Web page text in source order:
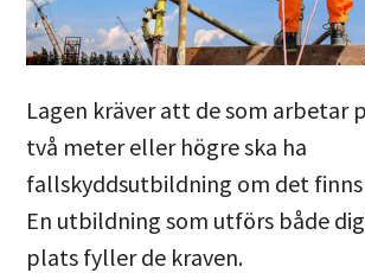
Lagen kräver att de som arbetar
två meter eller högre ska ha
fallskyddsutbildning om det
En utbildning som utförs både
plats fyller de kraven.